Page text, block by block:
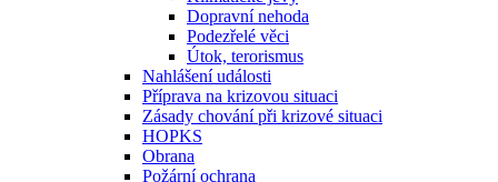
Dopravní nehoda
Podezřelé věci
Útok, terorismus
Nahlášení události
Příprava na krizovou situaci
Zásady chování při krizové situaci
HOPKS
Obrana
Požární ochrana